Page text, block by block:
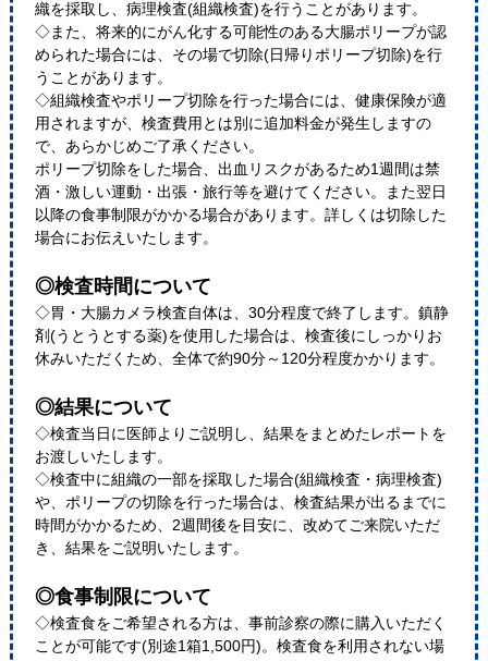
織を採取し、病理検査(組織検査)を行うことがあります。
◇また、将来的にがん化する可能性のある大腸ポリープが認
められた場合には、その場で切除(日帰りポリープ切除)を行
うことがあります。
◇組織検査やポリープ切除を行った場合には、健康保険が適
用されますが、検査費用とは別に追加料金が発生しますの
で、あらかじめご了承ください。
ポリープ切除をした場合、出血リスクがあるため1週間は禁
酒・激しい運動・出張・旅行等を避けてください。また翌日
以降の食事制限がかかる場合があります。詳しくは切除した
場合にお伝えいたします。
◎検査時間について
◇胃・大腸カメラ検査自体は、30分程度で終了します。鎮静
剤(うとうとする薬)を使用した場合は、検査後にしっかりお
休みいただくため、全体で約90分～120分程度かかります。
◎結果について
◇検査当日に医師よりご説明し、結果をまとめたレポートを
お渡しいたします。
◇検査中に組織の一部を採取した場合(組織検査・病理検査)
や、ポリープの切除を行った場合は、検査結果が出るまでに
時間がかかるため、2週間後を目安に、改めてご来院いただ
き、結果をご説明いたします。
◎食事制限について
◇検査食をご希望される方は、事前診察の際に購入いただく
ことが可能です(別途1箱1,500円)。検査食を利用されない場